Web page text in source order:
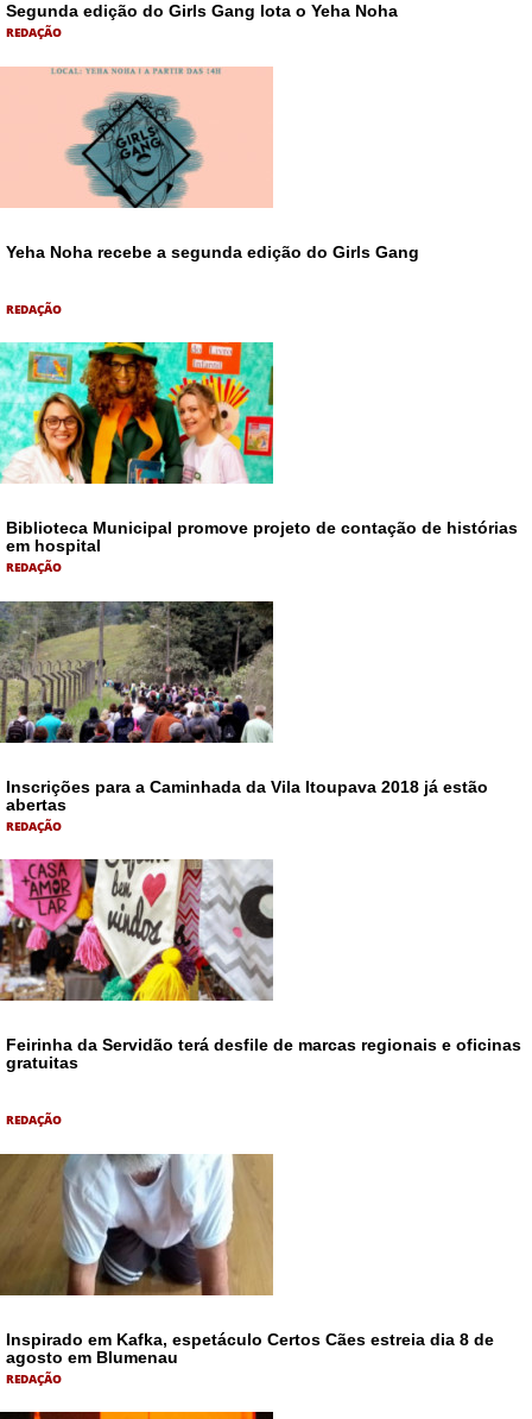
Segunda edição do Girls Gang lota o Yeha Noha
REDAÇÃO
Yeha Noha recebe a segunda edição do Girls Gang
REDAÇÃO
Biblioteca Municipal promove projeto de contação de histórias
em hospital
REDAÇÃO
Inscrições para a Caminhada da Vila Itoupava 2018 já estão
abertas
REDAÇÃO
Feirinha da Servidão terá desfile de marcas regionais e oficinas
gratuitas
REDAÇÃO
Inspirado em Kafka, espetáculo Certos Cães estreia dia 8 de
agosto em Blumenau
REDAÇÃO